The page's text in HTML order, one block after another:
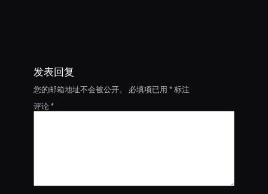
发表回复
您的邮箱地址不会被公开。 必填项已用 *标注
评论*